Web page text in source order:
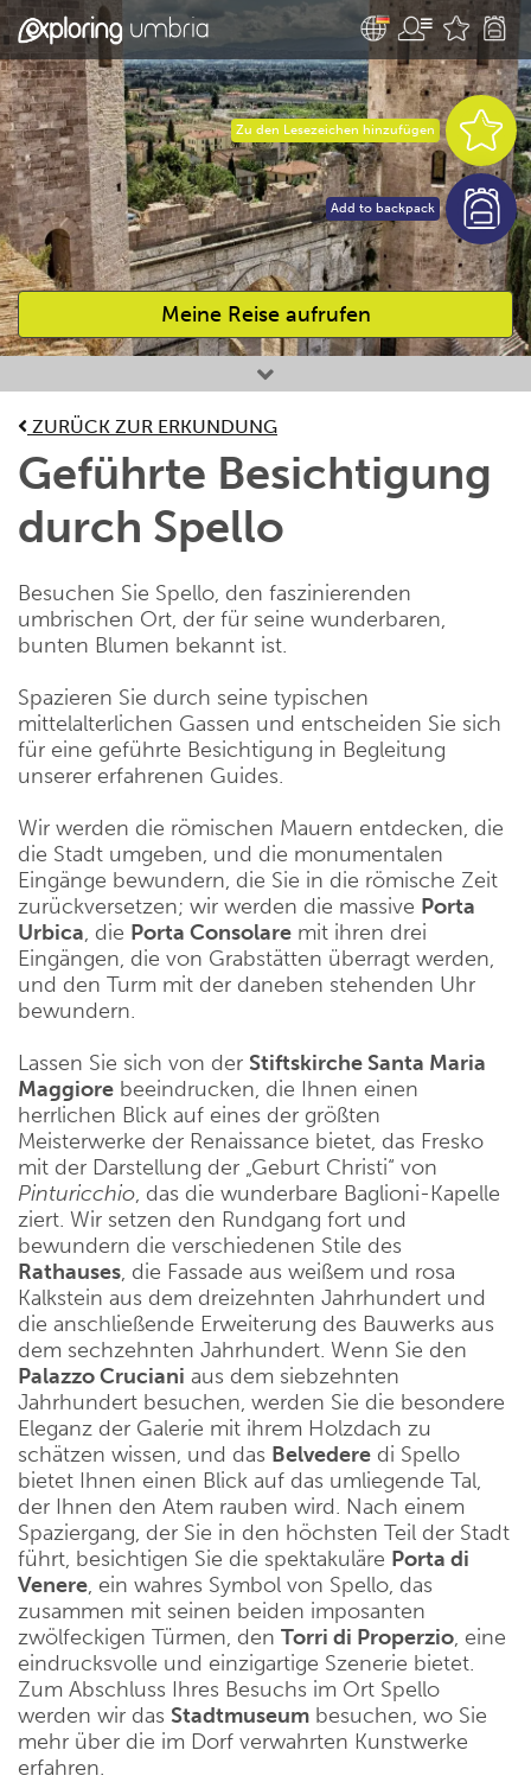
Meine Reise aufrufen
Bevorzugte Aktivitäten
Zu den Lesezeichen hinzufügen
Add to backpack
ZURÜCK ZUR ERKUNDUNG
Geführte Besichtigung
durch Spello
Besuchen Sie Spello, den faszinierenden
umbrischen Ort, der für seine wunderbaren,
bunten Blumen bekannt ist.
Spazieren Sie durch seine typischen
mittelalterlichen Gassen und entscheiden Sie sich
für eine geführte Besichtigung in Begleitung
unserer erfahrenen Guides.
Wir werden die römischen Mauern entdecken, die
die Stadt umgeben, und die monumentalen
Eingänge bewundern, die Sie in die römische Zeit
zurückversetzen; wir werden die massive Porta
Urbica, die Porta Consolare mit ihren drei
Eingängen, die von Grabstätten überragt werden,
und den Turm mit der daneben stehenden Uhr
bewundern.
Lassen Sie sich von der Stiftskirche Santa Maria
Maggiore beeindrucken, die Ihnen einen
herrlichen Blick auf eines der größten
Meisterwerke der Renaissance bietet, das Fresko
mit der Darstellung der „Geburt Christi“ von
Pinturicchio, das die wunderbare Baglioni-Kapelle
ziert. Wir setzen den Rundgang fort und
bewundern die verschiedenen Stile des
Rathauses, die Fassade aus weißem und rosa
Kalkstein aus dem dreizehnten Jahrhundert und
die anschließende Erweiterung des Bauwerks aus
dem sechzehnten Jahrhundert. Wenn Sie den
Palazzo Cruciani aus dem siebzehnten
Jahrhundert besuchen, werden Sie die besondere
Eleganz der Galerie mit ihrem Holzdach zu
schätzen wissen, und das Belvedere di Spello
bietet Ihnen einen Blick auf das umliegende Tal,
der Ihnen den Atem rauben wird. Nach einem
Spaziergang, der Sie in den höchsten Teil der Stadt
führt, besichtigen Sie die spektakuläre Porta di
Venere, ein wahres Symbol von Spello, das
zusammen mit seinen beiden imposanten
zwölfeckigen Türmen, den Torri di Properzio, eine
eindrucksvolle und einzigartige Szenerie bietet.
Zum Abschluss Ihres Besuchs im Ort Spello
werden wir das Stadtmuseum besuchen, wo Sie
mehr über die im Dorf verwahrten Kunstwerke
erfahren.